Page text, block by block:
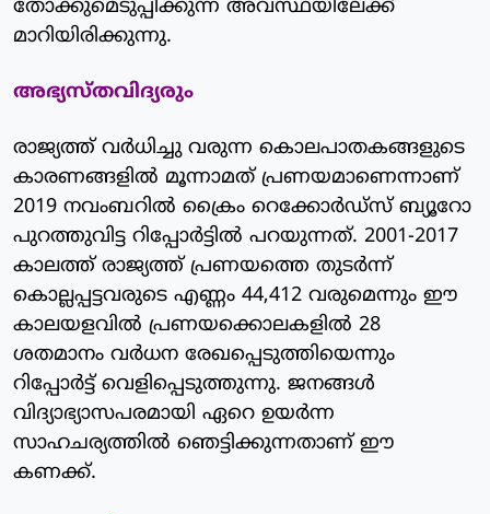
തോക്കുമെടുപ്പിക്കുന്ന അവസ്ഥയിലേക്ക്
മാറിയിരിക്കുന്നു.
അഭ്യസ്തവിദ്യരും
രാജ്യത്ത് വര്‍ധിച്ചു വരുന്ന കൊലപാതകങ്ങളുടെ
കാരണങ്ങളില്‍ മൂന്നാമത് പ്രണയമാണെന്നാണ്
2019 നവംബറില്‍ ക്രൈം റെക്കോര്‍ഡ്‌സ് ബ്യൂറോ
പുറത്തുവിട്ട റിപ്പോര്‍ട്ടില്‍ പറയുന്നത്. 2001-2017
കാലത്ത് രാജ്യത്ത് പ്രണയത്തെ തുടര്‍ന്ന്
കൊല്ലപ്പട്ടവരുടെ എണ്ണം 44,412 വരുമെന്നും ഈ
കാലയളവില്‍ പ്രണയക്കൊലകളില്‍ 28
ശതമാനം വര്‍ധന രേഖപ്പെടുത്തിയെന്നും
റിപ്പോര്‍ട്ട് വെളിപ്പെടുത്തുന്നു. ജനങ്ങള്‍
വിദ്യാഭ്യാസപരമായി ഏറെ ഉയര്‍ന്ന
സാഹചര്യത്തില്‍ ഞെട്ടിക്കുന്നതാണ് ഈ
കണക്ക്.